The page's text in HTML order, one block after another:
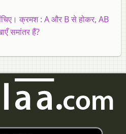
क्रमश : A और B से होकर, AB
समांतर हैं?